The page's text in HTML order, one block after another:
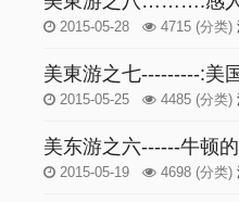
2015-05-28 4715 (分类)
美東游之七---------:美
2015-05-25 4485 (分类)
美东游之六------牛顿
2015-05-19 4698 (分类)